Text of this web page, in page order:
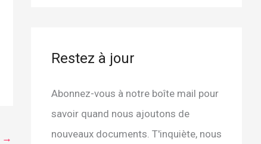
→
Restez à jour
Abonnez-vous à notre boîte mail pour
savoir quand nous ajoutons de
nouveaux documents. T'inquiète, nous